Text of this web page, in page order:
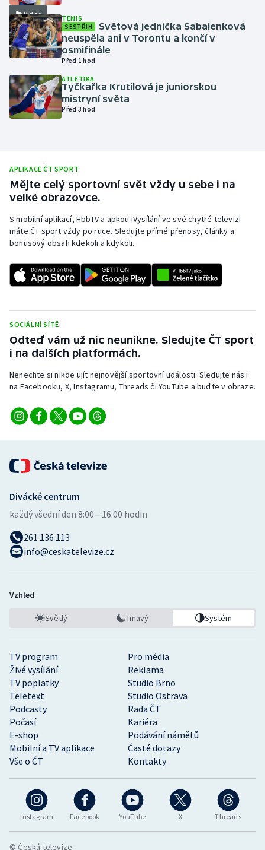
Moderní pětiboj
Motorsport
Parasport
Ragby
Rychlobruslení
Rychlostní kanoistika
Short track
Stolní tenis
Triatlon
Veslování
Vodní slalom
Volejbal
Ostatní
Video TENIS
SESTŘIH
Světová jednička Sabalenková
neuspěla ani v Torontu a končí v
osmifinále
Před 1 hod
ATLETIKA
Tyčkařka Krutilová je juniorskou
mistryní světa
Před 3 hod
APLIKACE ČT SPORT
Mějte celý sportovní svět vždy u sebe i na
velké obrazovce.
S mobilní aplikací, HbbTV a apkou iVysílání ve své chytré televizi
máte ČT sport vždy po ruce. Sledujte přímé přenosy, články a
bonusový obsah kdekoli a kdykoli.
SOCIÁLNÍ SÍTĚ
Odteď vám už nic neunikne. Sledujte ČT sport
i na dalších platformách.
Nenechte si nikde ujít nejnovější sportovní události. Sledujte nás i
na Facebooku, X, Instagramu, Threads či YouTube a buďte v obraze.
Instagram Facebook YouTube X Threads
TV program
Pro média
Živé vysílání
Reklama
TV poplatky
Studio Brno
Teletext
Studio Ostrava
Podcasty
Rada ČT
Počasí
Kariéra
E-shop
Podávání námětů
Mobilní a TV aplikace
Časté dotazy
Vše o ČT
Kontakty
Divácké centrum
každý všední den:8:00—16:00 hodin
261 136 113
info@ceskatelevize.cz
Vzhled
Světlý Tmavý Systém
© Česká televize